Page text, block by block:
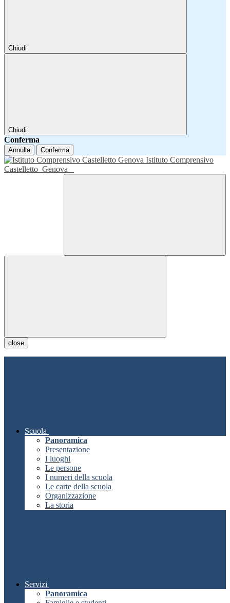
Chiudi
Chiudi
Conferma
Annulla Conferma
Istituto Comprensivo
Castelletto Genova
close
Scuola
Panoramica
Presentazione
I luoghi
Le persone
I numeri della scuola
Le carte della scuola
Organizzazione
La storia
Servizi
Panoramica